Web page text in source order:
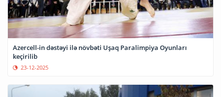
Azercell-in dəstəyi ilə növbəti Uşaq Paralimpiya Oyunları
keçirilib
23-12-2025